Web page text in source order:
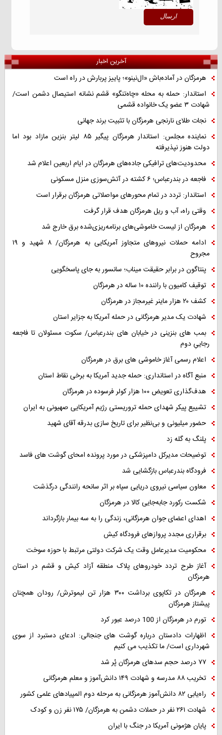
آخرین اخبار
هرمزگان در آماده‌باش «ال‌نینو»؛ پاییز پربارش در راه است
استاندار: حمله به محله «چاه‌تنگو» قشم نشانه استیصال دشمن است/
شهادت ۳ عضو یک خانواده قشمی
نجات طلای نارنجی هرمزگان با تثبیت برند جهانی
نماینده مجلس: استاندار هرمزگان پیگیر ۸۵ لیتر بنزین مازاد بود اما
دولت هنوز نپذیرفته
محدودیت‌های ترافیکی جاده‌های هرمزگان در ایام اربعین اعلام شد
فاجعه در بندرعباس؛ ۶ کشته در آتش‌سوزی منزل مسکونی
استاندار: تردد در تمام محورهای مواصلاتی هرمزگان برقرار است
وقتی راه، آب و ریل هرمزگان هدف قرار گرفت
هرمزگان از لیست خاموشی‌های برنامه‌ریزی‌شده برق خارج شد
ادامه حملات نیروهای متجاوز آمریکایی به هرمزگان/ ۸ شهید و ۱۹
مجروح
پنتاگون در برابر حقیقت میناب؛ سانسور به جای پاسخگویی
توقیف کامیون با راننده ۱۰ ساله در هرمزگان
کشف ۲۰ هزار ماینر غیرمجاز در هرمزگان
شهادت یک مدیر هرمزگانی در حمله آمریکا به جزایر استان
بمب های بنزینی در خیابان های بندرعباس/ سکوت مسئولان تا فاجعه
رجاییِ دوم
اعلام رسمی آغاز خاموشی های برق در هرمزگان
منبع آگاه در استانداری: حمله جدید آمریکا به برخی نقاط استان
هدف‌گذاری تعویض ۱۰۰ هزار کولر فرسوده در هرمزگان
تشییع پیکر شهدای حمله تروریستی رژیم آمریکایی صهیونی به ایران
حضور میلیونی و بی‌نظیر برای تاریخ سازی بدرقه آقای شهید
پلنگ به گله زد
توضیحات مدیرکل دامپزشکی در مورد پرونده امحای گوشت های فاسد
فرودگاه بندرعباس بازگشایی شد
معاون سیاسی نیروی دریایی سپاه بر اثر سانحه رانندگی درگذشت
شکست رکورد جابه‌جایی کالا در هرمزگان
اهدای اعضای جوان هرمزگانی، زندگی را به سه بیمار بازگرداند
برقراری مجدد پروازهای فرودگاه کیش
محکومیت مدیرعامل وقت یک شرکت دولتی مرتبط با حوزه سوخت
آغاز طرح تردد خودروهای پلاک منطقه آزاد کیش و قشم در استان
هرمزگان
هرمزگان در تکاپوی برداشت ۳۰۰ هزار تن لیموترش/ رودان همچنان
پیشتاز هرمزگان
تورم در هرمزگان از 100 درصد عبور کرد
اظهارات دادستان درباره گوشت های جنجالی: ادعای دستبرد از سوی
شهرداری است/ ما تکذیب می کنیم
۷۷ درصد حجم سدهای هرمزگان پُر شد
تخریب ۸۸ مدرسه و شهادت ۱۴۹ دانش‌آموز و معلم هرمزگانی
راه‌یابی ۸۲ دانش‌آموز هرمزگانی به مرحله دوم المپیادهای علمی کشور
شهادت ۲۶۱ نفر در حملات دشمن به هرمزگان/ ۱۷۵ نفر زن و کودک
پایان هژمونی آمریکا در جنگ با ایران